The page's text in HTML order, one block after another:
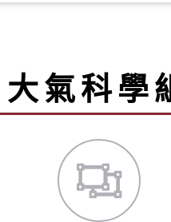
大氣科學